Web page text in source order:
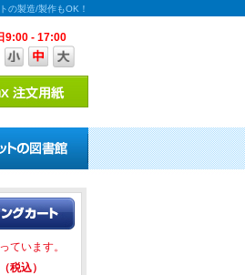
の製造/製作もOK！
9:00 - 17:00
ンを実施中！
ています。
税込）